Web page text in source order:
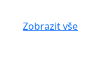
Zobrazit vše